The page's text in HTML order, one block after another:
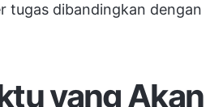
tugas dibandingkan dengan
yang Akan